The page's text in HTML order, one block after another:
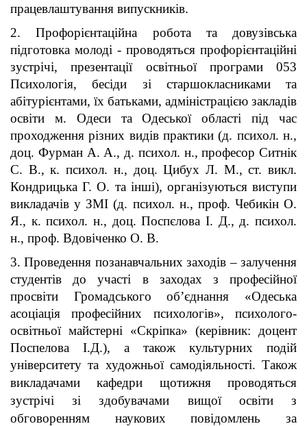
працевлаштування випускників.
2. Профорієнтаційна робота та довузівська
підготовка молоді - проводяться профорієнтаційні
зустрічі, презентації освітньої програми 053
Психологія, бесіди зі старшокласниками та
абітурієнтами, їх батьками, адміністрацією закладів
освіти м. Одеси та Одеської області під час
проходження різних видів практики (д. психол. н.,
доц. Фурман А. А., д. психол. н.,професор Ситнік
С. В., к. психол. н., доц. Цибух Л. М., ст. викл.
Кондрицька Г. О. та інші), організуються виступи
викладачів у ЗМІ (д. психол. н., проф. Чебикін О.
Я., к. психол. н., доц. Поспєлова І. Д., д. психол.
н., проф. Вдовіченко О. В.
3. Проведення позанавчальних заходів – залучення
студентів до участі в заходах з професійної
просвіти Громадського об’єднання «Одеська
асоціація професійних психологів», психолого-
освітньої майстерні «Скріпка» (керівник: доцент
Поспелова І.Д.), а також культурних подій
університету та художньої самодіяльності. Також
викладачами кафедри щотижня проводяться
зустрічі зі здобувачами вищої освіти з
обговоренням наукових повідомлень за